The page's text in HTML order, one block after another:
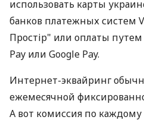
использовать карты
банков платежных систем
Простір" или оплаты
Pay или Google Pay.
Интернет-эквайринг
ежемесячной
А вот комиссия по каждому